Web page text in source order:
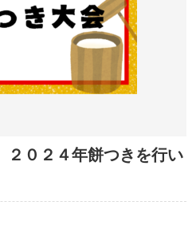
２０２４年餅つきを行い